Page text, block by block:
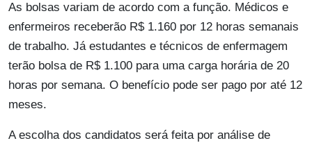
As bolsas variam de acordo com a função. Médicos e
enfermeiros receberão R$ 1.160 por 12 horas semanais
de trabalho. Já estudantes e técnicos de enfermagem
terão bolsa de R$ 1.100 para uma carga horária de 20
horas por semana. O benefício pode ser pago por até 12
meses.
A escolha dos candidatos será feita por análise de